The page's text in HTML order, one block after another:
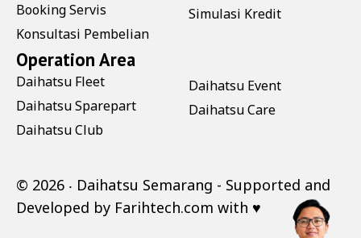
Booking Servis
Konsultasi Pembelian
Simulasi Kredit
Operation Area
Daihatsu Fleet
Daihatsu Sparepart
Daihatsu Club
Daihatsu Event
Daihatsu Care
© 2026 ‧ Daihatsu Semarang - Supported and
Developed by Farihtech.com with ♥